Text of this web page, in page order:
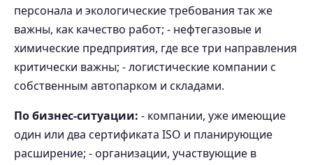
персонала и экологические требования так же
важны, как качество работ; - нефтегазовые и
химические предприятия, где все три направления
критически важны; - логистические компании с
собственным автопарком и складами.
По бизнес-ситуации: - компании, уже имеющие
один или два сертификата ISO и планирующие
расширение; - организации, участвующие в